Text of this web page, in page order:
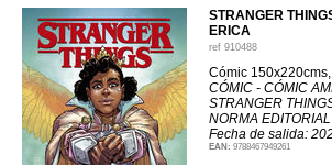
STRANGER
ERICA
ref 910488
Cómic
CÓMIC - CÓMIC
STRANGER
NORMA EDITORIAL
Fecha de salida:
EAN: 9788467949261